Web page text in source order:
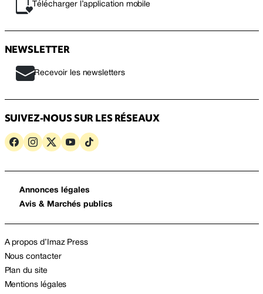
Télécharger l’application mobile
NEWSLETTER
Recevoir les newsletters
SUIVEZ-NOUS SUR LES RÉSEAUX
Annonces légales
Avis & Marchés publics
A propos d’Imaz Press
Nous contacter
Plan du site
Mentions légales